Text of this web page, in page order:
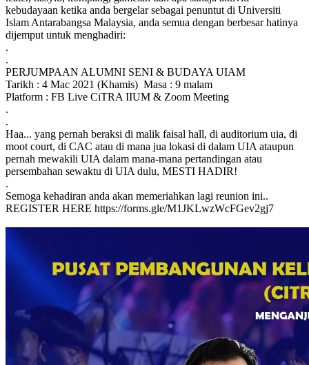
kebudayaan ketika anda bergelar sebagai penuntut di Universiti
Islam Antarabangsa Malaysia, anda semua dengan berbesar hatinya
dijemput untuk menghadiri:
.
.
PERJUMPAAN ALUMNI SENI & BUDAYA UIAM
Tarikh : 4 Mac 2021 (Khamis) Masa : 9 malam
Platform : FB Live CiTRA IIUM & Zoom Meeting
.
.
Haa... yang pernah beraksi di malik faisal hall, di auditorium uia, di
moot court, di CAC atau di mana jua lokasi di dalam UIA ataupun
pernah mewakili UIA dalam mana-mana pertandingan atau
persembahan sewaktu di UIA dulu, MESTI HADIR!
.
Semoga kehadiran anda akan memeriahkan lagi reunion ini..
REGISTER HERE https://forms.gle/M1JKLwzWcFGev2gj7